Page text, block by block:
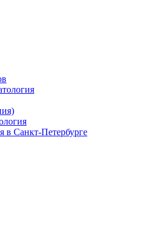
в Санкт-Петербурге